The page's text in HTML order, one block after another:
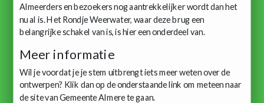
Almeerders en bezoekers nog aantrekkelijker wordt dan het
nu al is. Het Rondje Weerwater, waar deze brug een
belangrijke schakel van is, is hier een onderdeel van.
Meer informatie
Wil je voordat je je stem uitbrengt iets meer weten over de
ontwerpen? Klik dan op de onderstaande link om meteen naar
de site van Gemeente Almere te gaan.